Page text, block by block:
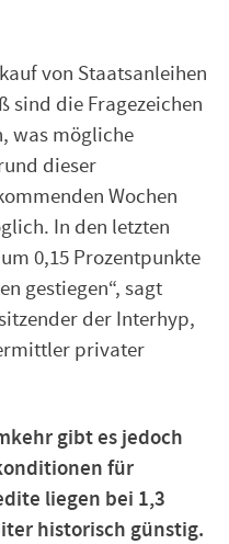
von Staatsanleihen
sind die Fragezeichen
was mögliche
dieser
Wochen
In den letzten
0,15 Prozentpunkte
gestiegen“, sagt
der Interhyp,
privater
gibt es jedoch
für
liegen bei 1,3
historisch günstig.